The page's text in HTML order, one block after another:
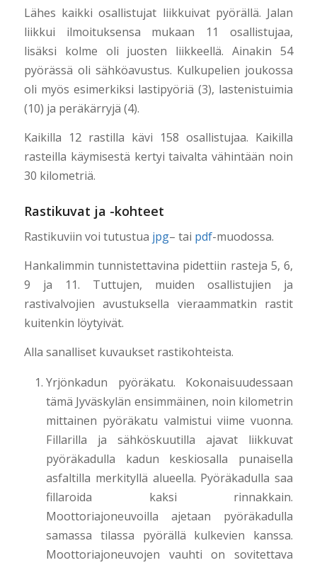
Lähes kaikki osallistujat liikkuivat pyörällä. Jalan
liikkui ilmoituksensa mukaan 11 osallistujaa,
lisäksi kolme oli juosten liikkeellä. Ainakin 54
pyörässä oli sähköavustus. Kulkupelien joukossa
oli myös esimerkiksi lastipyöriä (3), lastenistuimia
(10) ja peräkärryjä (4).
Kaikilla 12 rastilla kävi 158 osallistujaa. Kaikilla
rasteilla käymisestä kertyi taivalta vähintään noin
30 kilometriä.
Rastikuvat ja -kohteet
Rastikuviin voi tutustua jpg– tai pdf-muodossa.
Hankalimmin tunnistettavina pidettiin rasteja 5, 6,
9 ja 11. Tuttujen, muiden osallistujien ja
rastivalvojien avustuksella vieraammatkin rastit
kuitenkin löytyivät.
Alla sanalliset kuvaukset rastikohteista.
Yrjönkadun pyöräkatu. Kokonaisuudessaan
tämä Jyväskylän ensimmäinen, noin kilometrin
mittainen pyöräkatu valmistui viime vuonna.
Fillarilla ja sähköskuutilla ajavat liikkuvat
pyöräkadulla kadun keskiosalla punaisella
asfaltilla merkityllä alueella. Pyöräkadulla saa
fillaroida kaksi rinnakkain.
Moottoriajoneuvoilla ajetaan pyöräkadulla
samassa tilassa pyörällä kulkevien kanssa.
Moottoriajoneuvojen vauhti on sovitettava